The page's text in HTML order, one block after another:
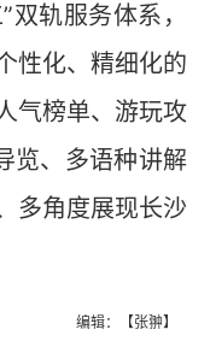
轨服务体系，
性化、精细化的
气榜单、游玩攻
览、多语种讲解
多角度展现长沙
编辑：【张翀】